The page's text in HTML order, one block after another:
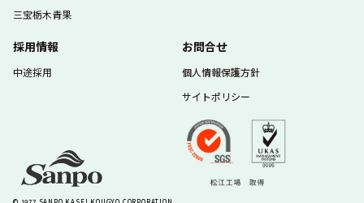
三宝栃木青果
採用情報
中途採用
お問合せ
個人情報保護方針
サイトポリシー